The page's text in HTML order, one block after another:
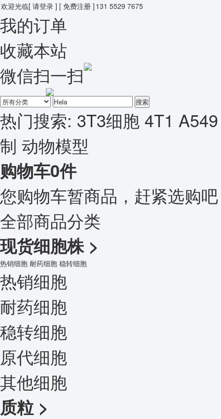
欢迎光临[ 请登录 ] [ 免费注册 ] 131 5529 7675
我的订单
收藏本站
微信扫一扫
搜索
热门搜索: 3T3细胞 4T1 A549
制 动物模型
购物车0件
您购物车暂商品，赶紧选购
全部商品分类
现货细胞株 >
热销细胞 耐药细胞 稳转细胞
热销细胞
耐药细胞
稳转细胞
原代细胞
其他细胞
质粒 >